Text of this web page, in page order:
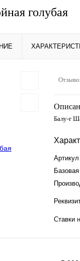
голубая
Балу-г
Артикул
Ставки